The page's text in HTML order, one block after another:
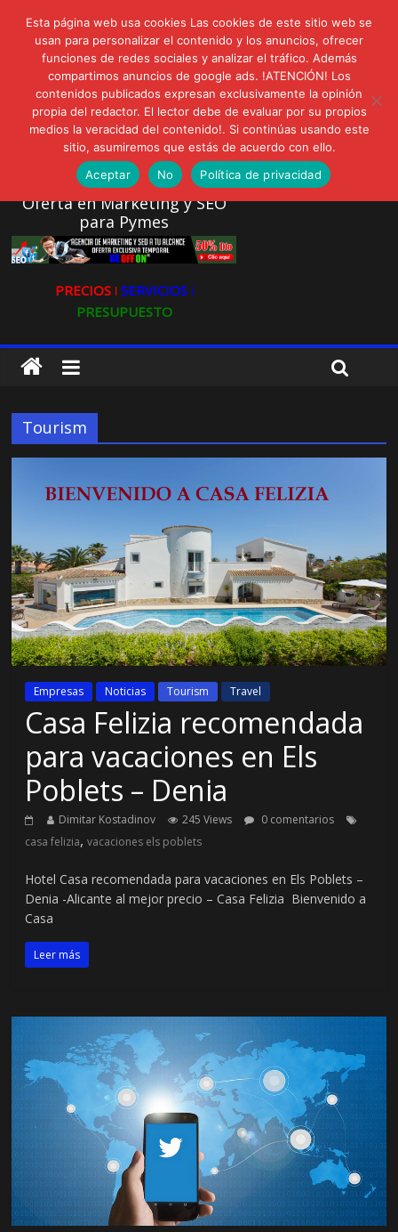
lunes, agosto 3, 2026
Novedades:
AVISPEX PLUS FORTE Bioeffitech y Protección natural sin
dañar el entorno
LIVAM estrena Agua de Sal
Ultravioleta Radio, Cómo una radio sin fines comerciales
conquistó a miles de oyentes
IA: Su importancia en las redes sociales
Gravatar: Tu Huella Digital en las Redes Sociales
Oferta en Marketing y SEO
para Pymes
PRECIOS ǀ SERVICIOS ǀ
PRESUPUESTO
Tourism
Empresas Noticias Tourism Travel
Casa Felizia recomendada
para vacaciones en Els
Poblets – Denia
Dimitar Kostadinov 245 Views
0 comentarios
casa felizia,vacaciones els poblets
Hotel Casa recomendada para vacaciones en Els Poblets –
Denia -Alicante al mejor precio – Casa Felizia Bienvenido a
Casa
Leer más
Esta página web usa cookies Las cookies de este sitio web se
usan para personalizar el contenido y los anuncios, ofrecer
funciones de redes sociales y analizar el tráfico. Además
compartimos anuncios de google ads. !ATENCIÓN! Los
contenidos publicados expresan exclusivamente la opinión
propia del redactor. El lector debe de evaluar por su propios
medios la veracidad del contenido!. Si continúas usando este
sitio, asumiremos que estás de acuerdo con ello.
Aceptar
No Política de privacidad